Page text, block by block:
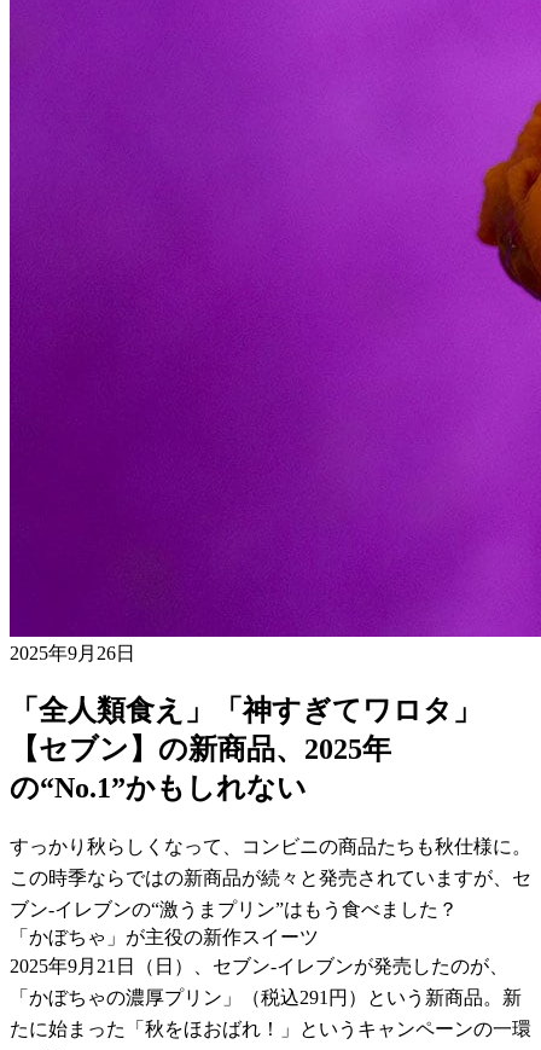
2025年9月26日
「全人類食え」「神すぎてワロタ」
【セブン】の新商品、2025年
の“No.1”かもしれない
すっかり秋らしくなって、コンビニの商品たちも秋仕様に。
この時季ならではの新商品が続々と発売されていますが、セ
ブン-イレブンの“激うまプリン”はもう食べました？
「かぼちゃ」が主役の新作スイーツ
2025年9月21日（日）、セブン-イレブンが発売したのが、
「かぼちゃの濃厚プリン」（税込291円）という新商品。新
たに始まった「秋をほおばれ！」というキャンペーンの一環